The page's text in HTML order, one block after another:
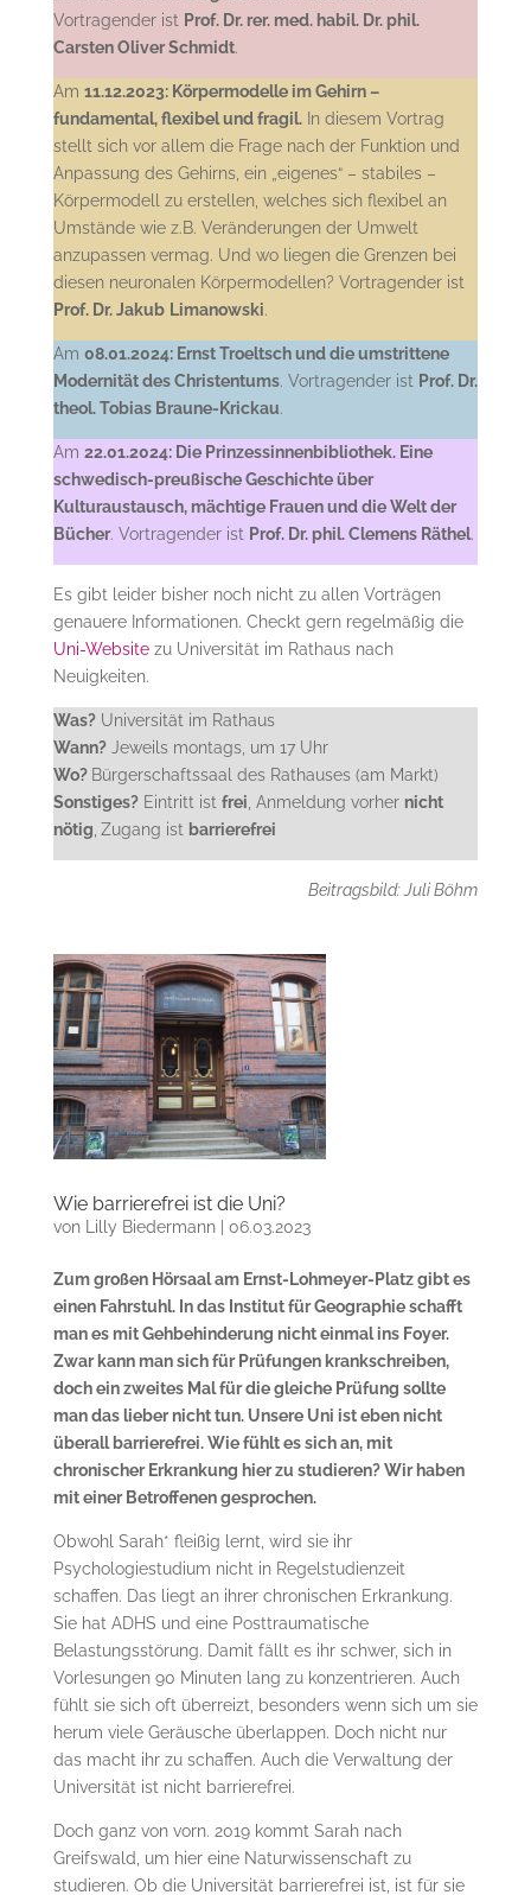
Vortragender ist Prof. Dr. rer. med. habil. Dr. phil.
Carsten Oliver Schmidt.
Am 11.12.2023: Körpermodelle im Gehirn –
fundamental, flexibel und fragil.In diesem Vortrag
stellt sich vor allem die Frage nach der Funktion und
Anpassung des Gehirns, ein „eigenes“ – stabiles –
Körpermodell zu erstellen, welches sich flexibel an
Umstände wie z.B. Veränderungen der Umwelt
anzupassen vermag. Und wo liegen die Grenzen bei
diesen neuronalen Körpermodellen? Vortragender ist
Prof. Dr. Jakub Limanowski.
Am 08.01.2024: Ernst Troeltsch und die umstrittene
Modernität des Christentums. Vortragender ist Prof. Dr.
theol. Tobias Braune-Krickau.
Am 22.01.2024: Die Prinzessinnenbibliothek. Eine
schwedisch-preußische Geschichte über
Kulturaustausch, mächtige Frauen und die Welt der
Bücher. Vortragender ist Prof. Dr. phil. Clemens Räthel.
Es gibt leider bisher noch nicht zu allen Vorträgen
genauere Informationen. Checkt gern regelmäßig die
Uni-Websitezu Universität im Rathaus nach
Neuigkeiten.
Was?Universität im Rathaus
Wann?Jeweils montags, um 17 Uhr
Wo? Bürgerschaftssaal des Rathauses (am Markt)
Sonstiges?Eintritt ist frei, Anmeldung vorher nicht
nötig, Zugang ist barrierefrei
Beitragsbild: Juli Böhm
Wie barrierefrei ist die Uni?
von Lilly Biedermann| 06.03.2023
Zum großen Hörsaal am Ernst-Lohmeyer-Platz gibt es
einen Fahrstuhl. In das Institut für Geographie schafft
man es mit Gehbehinderung nicht einmal ins Foyer.
Zwar kann man sich für Prüfungen krankschreiben,
doch ein zweites Mal für die gleiche Prüfung sollte
man das lieber nicht tun. Unsere Uni ist eben nicht
überall barrierefrei. Wie fühlt es sich an, mit
chronischer Erkrankung hier zu studieren? Wir haben
mit einer Betroffenen gesprochen.
Obwohl Sarah* fleißig lernt, wird sie ihr
Psychologiestudium nicht in Regelstudienzeit
schaffen. Das liegt an ihrer chronischen Erkrankung.
Sie hat ADHS und eine Posttraumatische
Belastungsstörung. Damit fällt es ihr schwer, sich in
Vorlesungen 90 Minuten lang zu konzentrieren. Auch
fühlt sie sich oft überreizt, besonders wenn sich um sie
herum viele Geräusche überlappen. Doch nicht nur
das macht ihr zu schaffen. Auch die Verwaltung der
Universität ist nicht barrierefrei.
Doch ganz von vorn. 2019 kommt Sarah nach
Greifswald, um hier eine Naturwissenschaft zu
studieren. Ob die Universität barrierefrei ist, ist für sie